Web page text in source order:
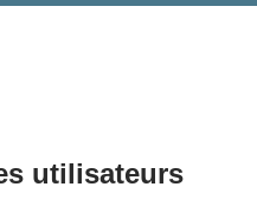
utilisateurs